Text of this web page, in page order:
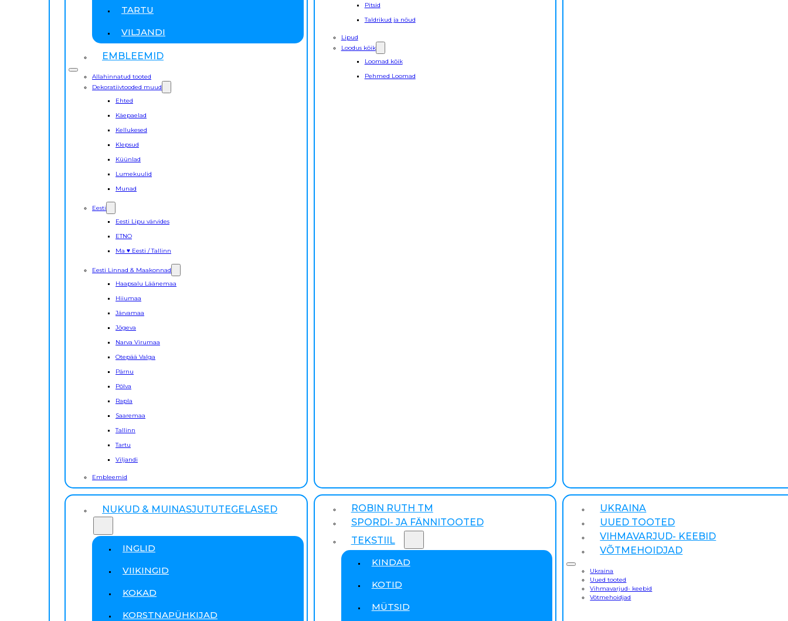
TARTU
VILJANDI
EMBLEEMID
Allahinnatud tooted
Dekoratiivtooded muud
Ehted
Käepaelad
Kellukesed
Klepsud
Küünlad
Lumekuulid
Munad
Eesti
Eesti Lipu värvides
ETNO
Ma ♥ Eesti / Tallinn
Eesti Linnad & Maakonnad
Haapsalu Läänemaa
Hiiumaa
Järvamaa
Jõgeva
Narva Virumaa
Otepää Valga
Pärnu
Põlva
Rapla
Saaremaa
Tallinn
Tartu
Viljandi
Embleemid
Pitsid
Taldrikud ja nõud
Lipud
Loodus kõik
Loomad kõik
Pehmed Loomad
NUKUD & MUINASJUTUTEGELASED
INGLID
VIIKINGID
KOKAD
KORSTNAPÜHKIJAD
ROBIN RUTH TM
SPORDI- JA FÄNNITOOTED
TEKSTIIL
KINDAD
KOTID
MÜTSID
UKRAINA
UUED TOOTED
VIHMAVARJUD- KEEBID
VÕTMEHOIDJAD
Ukraina
Uued tooted
Vihmavarjud- keebid
Võtmehoidjad